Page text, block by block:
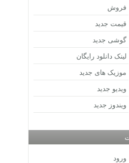
فروش
قیمت جدید
گوشی جدید
لینک دانلود رایگان
موزیک های جدید
ویدیو جدید
ویندوز جدید
ورود